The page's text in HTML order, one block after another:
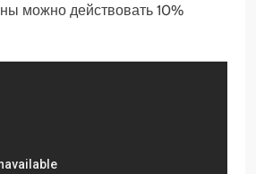
можно действовать 10%